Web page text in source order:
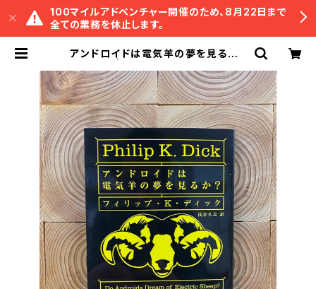
100マイルアドベンチャー開催のため、8月22日まで
全ての業務を休止します。
アンドロイドは電気羊の夢を見るか?